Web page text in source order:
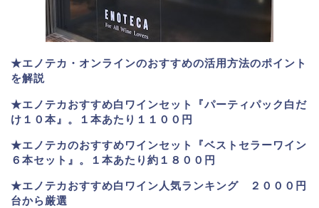
★エノテカ・オンラインのおすすめの活用方法のポイント
を解説
★エノテカおすすめ白ワインセット『パーティパック白だ
け１０本』。１本あたり１１００円
★エノテカのおすすめワインセット『ベストセラーワイン
６本セット』。
１本あたり約１８００円
★エノテカおすすめ白ワイン人気ランキング ２０００円
台から厳選